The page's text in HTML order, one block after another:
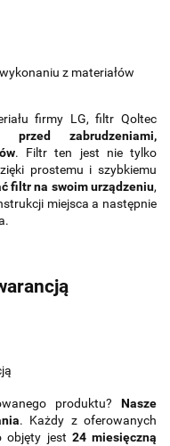
z materiałów
firmy LG, filtr Qoltec
zabrudzeniami,
. Filtr ten jest nie tylko
prostemu i szybkiemu
filtr na swoim urządzeniu,
miejsca a następnie
produktu? Nasze
. Każdy z oferowanych
objęty jest 24 miesięczną